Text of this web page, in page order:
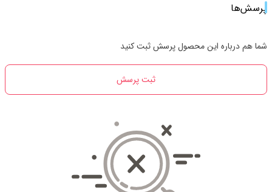
پرسش‌ها
شما هم درباره این محصول پرسش ثبت کنید
ثبت پرسش